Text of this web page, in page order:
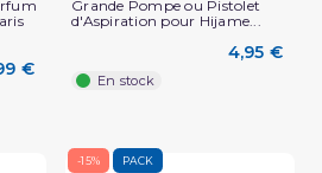
€
Grande Pompe ou Pistolet
d'Aspiration pour Hijame...
4,95 €
En stock
-15% PACK